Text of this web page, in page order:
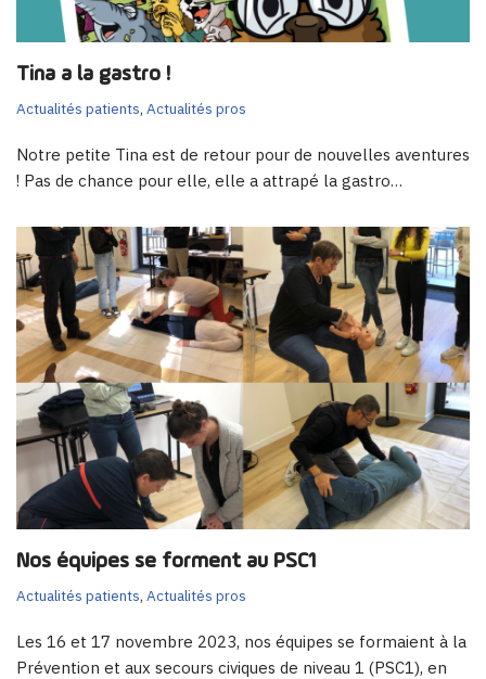
Tina a la gastro !
Actualités patients, Actualités pros
Notre petite Tina est de retour pour de nouvelles aventures
! Pas de chance pour elle, elle a attrapé la gastro…
Nos équipes se forment au PSC1
Actualités patients, Actualités pros
Les 16 et 17 novembre 2023, nos équipes se formaient à la
Prévention et aux secours civiques de niveau 1 (PSC1), en